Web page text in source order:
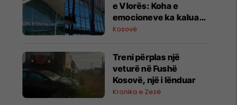
e Vlorës: Koha e
emocioneve ka kaluar,
do t’i drejtohemi
drejtësisë
Kosovë
Treni përplas një
veturë në Fushë
Kosovë, një i lënduar
Kronika e Zezë